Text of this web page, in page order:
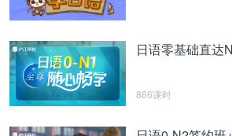
“产后母亲身体疲劳，且新生儿的
也是要避免外出谨慎对待的时期。
种产后第二天‘朋友’就来探望的故事
（娱乐记者）
日语零基础直达
866课时